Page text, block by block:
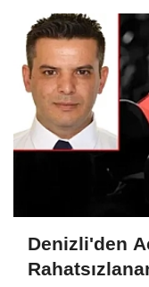
Denizli'den